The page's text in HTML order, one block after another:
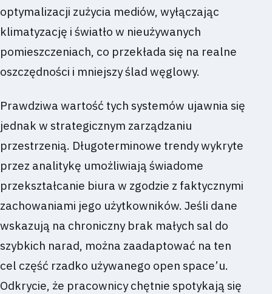
optymalizacji zużycia mediów, wyłączając
klimatyzację i światło w nieużywanych
pomieszczeniach, co przekłada się na realne
oszczędności i mniejszy ślad węglowy.
Prawdziwa wartość tych systemów ujawnia się
jednak w strategicznym zarządzaniu
przestrzenią. Długoterminowe trendy wykryte
przez analitykę umożliwiają świadome
przekształcanie biura w zgodzie z faktycznymi
zachowaniami jego użytkowników. Jeśli dane
wskazują na chroniczny brak małych sal do
szybkich narad, można zaadaptować na ten
cel część rzadko używanego open space’u.
Odkrycie, że pracownicy chętnie spotykają się